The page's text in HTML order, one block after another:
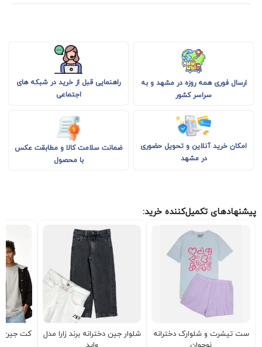
ارسال فوری همه روزه در مشهد و به
سراسر کشور
راهنمایی قبل از خرید در شبکه های
اجتماعی
امکان خرید آنلاین و تحویل حضوری
در مشهد
ضمانت سلامت کالا و مطابقت عکس
با محصول
پیشنهادهای تکمیل‌کننده خرید:
ست تیشرت و شلوارک دخترانه
شلوار جین دخترانه برند زارا مدل
کت جین